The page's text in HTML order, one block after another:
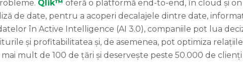
Qlik™ oferă o platformă end-to-end, în cloud și on
de date, pentru a acoperi decalajele dintre date,
în Active Intelligence (AI 3.0), companiile pot lua
și profitabilitatea și, de asemenea, pot optimiza
mult de 100 de țări și deservește peste 50.000 de